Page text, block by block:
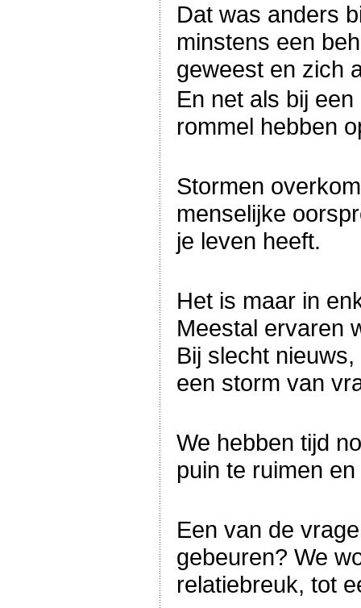
Dat was anders
minstens een
geweest en zich
En net als bij
rommel hebben
Stormen
menselijke
je leven heeft.
Het is maar in
Meestal ervaren
Bij slecht
een storm van
We hebben tijd
puin te ruimen
Een van de
gebeuren? We
relatiebreuk, tot